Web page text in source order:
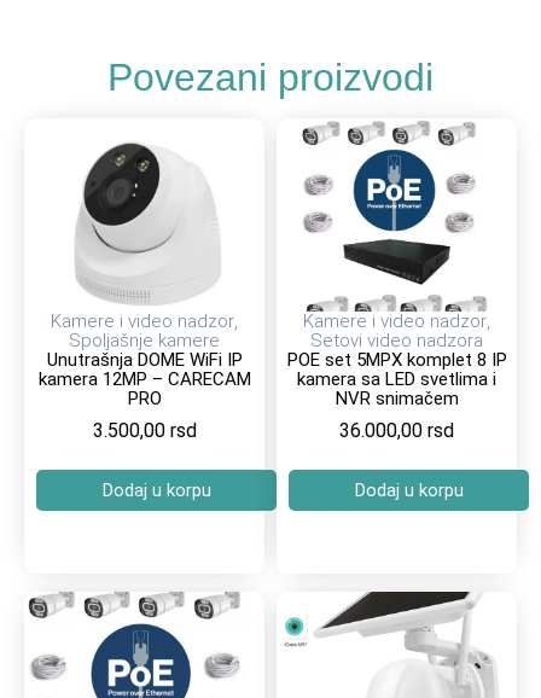
Povezani proizvodi
Kamere i video nadzor,
Spoljašnje kamere
Unutrašnja DOME WiFi IP
kamera 12MP – CARECAM
PRO
3.500,00 rsd
Dodaj u korpu
Kamere i video nadzor,
Setovi video nadzora
POE set 5MPX komplet 8 IP
kamera sa LED svetlima i
NVR snimačem
36.000,00 rsd
Dodaj u korpu